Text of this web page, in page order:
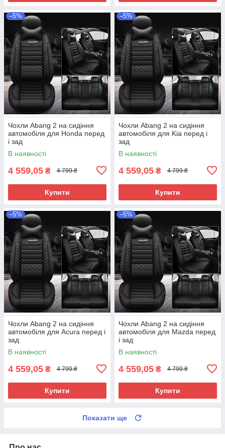
–5%
Чохли Abang 2 на сидіння
автомобіля для Honda перед
і зад
В наявності
4 559,05 ₴ 4 799 ₴
Купити
–5%
Чохли Abang 2 на сидіння
автомобіля для Kia перед і
зад
В наявності
4 559,05 ₴ 4 799 ₴
Купити
–5%
Чохли Abang 2 на сидіння
автомобіля для Acura перед і
зад
В наявності
4 559,05 ₴ 4 799 ₴
Купити
–5%
Чохли Abang 2 на сидіння
автомобіля для Mazda перед
і зад
В наявності
4 559,05 ₴ 4 799 ₴
Купити
Показати ще